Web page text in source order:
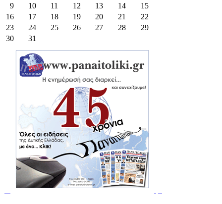
9
10 11 12 13 14
15
16
17 18 19 20 21
22
23
24 25 26 27 28
29
30
31